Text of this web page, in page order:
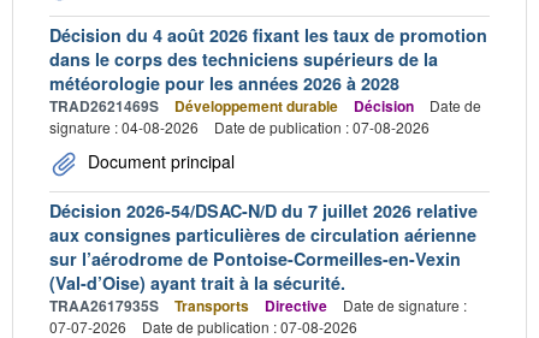
Décision du 4 août 2026 fixant les taux de promotion
dans le corps des techniciens supérieurs de la
météorologie pour les années 2026 à 2028
TRAD2621469S Développement durable Décision
Date de
signature : 04-08-2026
Date de publication : 07-08-2026
Document principal
Décision 2026-54/DSAC-N/D du 7 juillet 2026 relative
aux consignes particulières de circulation aérienne
sur l’aérodrome de Pontoise-Cormeilles-en-Vexin
(Val-d’Oise) ayant trait à la sécurité.
TRAA2617935S Transports Directive
Date de signature :
07-07-2026
Date de publication : 07-08-2026